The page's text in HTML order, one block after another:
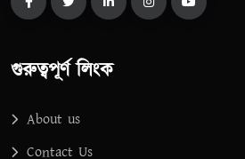
গুরুত্বপূর্ণ লিংক
About us
Contact Us